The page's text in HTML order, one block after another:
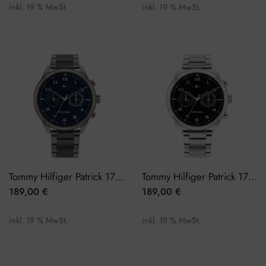
inkl. 19 % MwSt. inkl. 19 % MwSt.
Tommy Hilfiger Patrick 1791782 Herrenuhr
189,00 €
inkl. 19 % MwSt.
Tommy Hilfiger Patrick 1791784 Herrenuhr
189,00 €
inkl. 19 % MwSt.